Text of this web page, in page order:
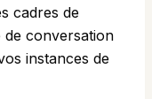
cadres de
conversation
instances de